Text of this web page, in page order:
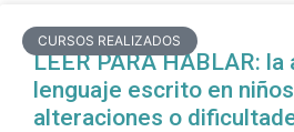
CURSOS REALIZADOS
LEER PARA HABLAR:
lenguaje escrito en
alteraciones o